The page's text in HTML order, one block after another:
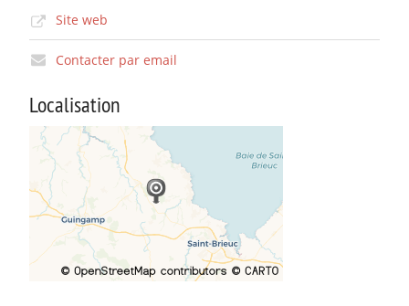
Site web
Contacter par email
Localisation